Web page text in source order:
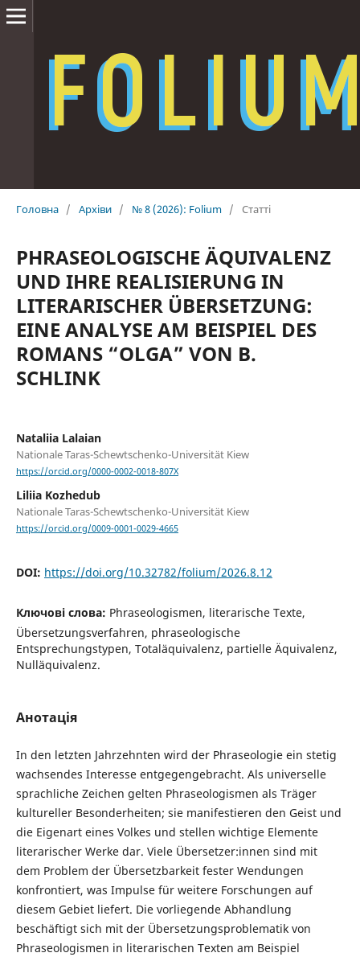
Головна / Архіви / № 8 (2026): Folium / Статті
PHRASEOLOGISCHE ÄQUIVALENZ
UND IHRE REALISIERUNG IN
LITERARISCHER ÜBERSETZUNG:
EINE ANALYSE AM BEISPIEL DES
ROMANS “OLGA” VON B.
SCHLINK
Nataliia Lalaian
Nationale Taras-Schewtschenko-Universität Kiew
https://orcid.org/0000-0002-0018-807X
Liliia Kozhedub
Nationale Taras-Schewtschenko-Universität Kiew
https://orcid.org/0009-0001-0029-4665
DOI: https://doi.org/10.32782/folium/2026.8.12
Ключові слова: Phraseologismen, literarische Texte,
Übersetzungsverfahren, phraseologische
Entsprechungstypen, Totaläquivalenz, partielle Äquivalenz,
Nulläquivalenz.
Анотація
In den letzten Jahrzehnten wird der Phraseologie ein stetig
wachsendes Interesse entgegengebracht. Als universelle
sprachliche Zeichen gelten Phraseologismen als Träger
kultureller Besonderheiten; sie manifestieren den Geist und
die Eigenart eines Volkes und stellen wichtige Elemente
literarischer Werke dar. Viele Übersetzer:innen sind mit
dem Problem der Übersetzbarkeit fester Wendungen
konfrontiert, was Impulse für weitere Forschungen auf
diesem Gebiet liefert. Die vorliegende Abhandlung
beschäftigt sich mit der Übersetzungsproblematik von
Phraseologismen in literarischen Texten am Beispiel